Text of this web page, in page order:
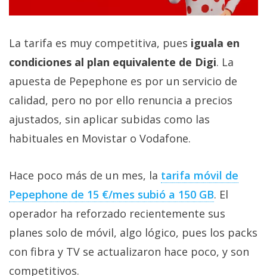
La tarifa es muy competitiva, pues iguala en
condiciones al plan equivalente de Digi. La
apuesta de Pepephone es por un servicio de
calidad, pero no por ello renuncia a precios
ajustados, sin aplicar subidas como las
habituales en Movistar o Vodafone.
Hace poco más de un mes, la tarifa móvil de
Pepephone de 15 €/mes subió a 150 GB‎. El
operador ha reforzado recientemente sus
planes solo de móvil, algo lógico, pues los packs
con fibra y TV se actualizaron hace poco, y son
competitivos.